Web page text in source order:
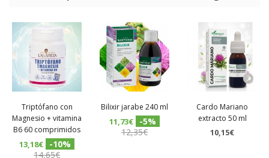
Triptófano con
Magnesio + vitamina
B6 60 comprimidos
13,18€
-10%
14,65€
Bilixir jarabe 240 ml
11,73€
-5%
12,35€
Cardo Mariano
extracto 50 ml
10,15€